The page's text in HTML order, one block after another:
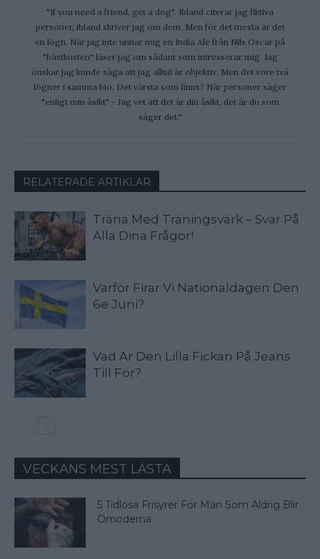
"If you need a friend, get a dog". Ibland citerar jag fiktiva
personer, ibland skriver jag om dem. Men för det mesta är det
en lögn. När jag inte unnar mig en India Ale från Nils Oscar på
"bästkusten" läser jag om sådant som intresserar mig. Jag
önskar jag kunde säga att jag alltid är objektiv. Men det vore två
lögner i samma bio. Det värsta som finns? När personer säger
"enligt min åsikt" - Jag vet att det är din åsikt, det är du som
säger det."
RELATERADE ARTIKLAR
Träna Med Träningsvärk – Svar På
Alla Dina Frågor!
Varför Firar Vi Nationaldagen Den
6e Juni?
Vad Är Den Lilla Fickan På Jeans
Till För?
VECKANS MEST LÄSTA
5 Tidlösa Frisyrer För Män Som Aldrig Blir
Omoderna